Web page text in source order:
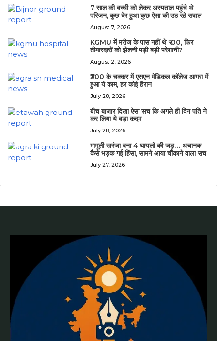
7 साल की बच्ची को लेकर अस्पताल पहुंचे थे
परिजन, कुछ देर हुआ कुछ ऐसा की उठ रहे सवाल
August 7, 2026
KGMU में मरीज के पास नहीं थे ₹100, फिर
तीमारदारों को झेलनी पड़ी बड़ी परेशानी?
August 2, 2026
₹300 के चक्कर में एसएन मेडिकल कॉलेज आगरा में
हुआ ये काम, हर कोई हैरान
July 28, 2026
बीच बाजार दिखा ऐसा सच कि अगले ही दिन पति ने
कर लिया ये बड़ा कदम
July 28, 2026
मामूली खरंजा बना 4 घायलों की जड़… अचानक
कैसे भड़क गई हिंसा, सामने आया चौंकाने वाला सच
July 27, 2026